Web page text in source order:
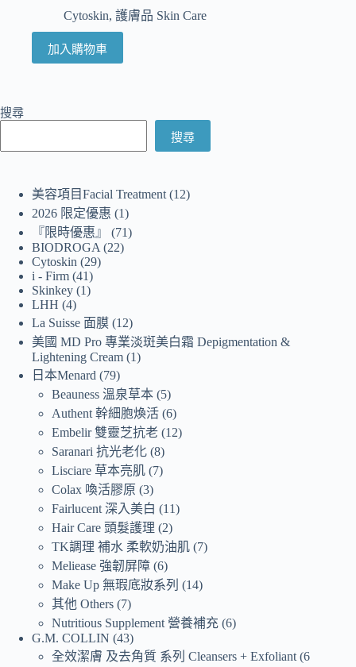
Cytoskin, 護膚品 Skin Care
加入購物車
搜尋
搜尋
美容項目Facial Treatment 12
2026 限定優惠
1
『限時優惠』
71
BIODROGA
22
Cytoskin
29
i - Firm 41
Skinkey 1
LHH 4
La Suisse 面膜 12
美國 MD Pro 專業淡斑美白霜 Depigmentation &
Lightening Cream 1
日本Menard
79
Beauness 溫泉草本 5
Authent 幹細胞煥活 6
Embelir 雙靈芝抗老 12
Saranari 抗光老化 8
Lisciare 草本亮肌 7
Colax 喚活膠原 3
Fairlucent 深入美白
11
Hair Care 頭髮護理
2
TK調理 補水 柔軟奶油肌 7
Meliease 強韌屏障 6
Make Up 無瑕底妝系列
14
其他 Others 7
Nutritious Supplement 營養補充 6
G.M. COLLIN 43
全效潔膚 及去角質 系列 Cleansers + Exfoliant 6